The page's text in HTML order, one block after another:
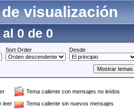
visualización
0 de 0
Sort Order Desde
Tema caliente con mensajes no leídos
leer
Tema caliente sin nuevos mensajes